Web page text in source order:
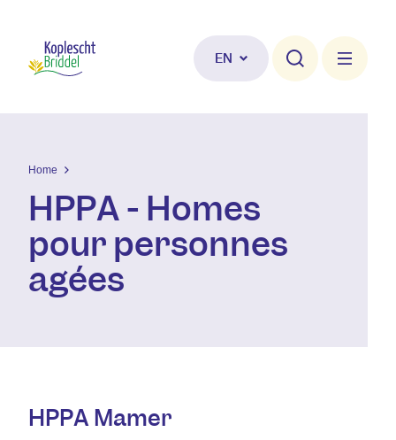
EN
Home
HPPA - Homes
pour personnes
agées
HPPA Mamer